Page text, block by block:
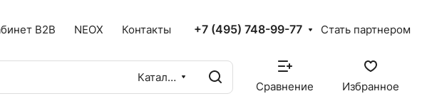
B2B NEOX Контакты +7 (495) 748-99-77 Стать партнером
Каталог
Сравнение Избранное